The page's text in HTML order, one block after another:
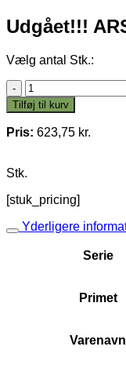
Udgået!!!
Vælg antal Stk.:
Udgået!!!
ARSTYL®
R23
-
Udgået!!!!
Tilføj til kurv
Pris: 623,75 kr.
Stk.
[stuk_pricing]
Yderligere
Serie
Primet
Varenavn